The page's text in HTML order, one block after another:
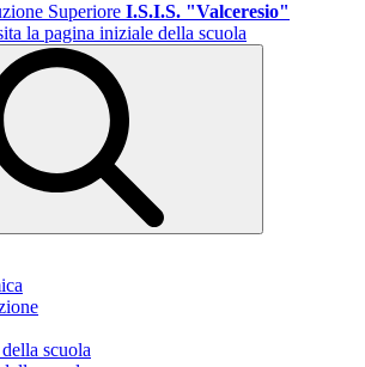
Superiore I.S.I.S. "Valceresio"
la pagina iniziale della scuola
scuola